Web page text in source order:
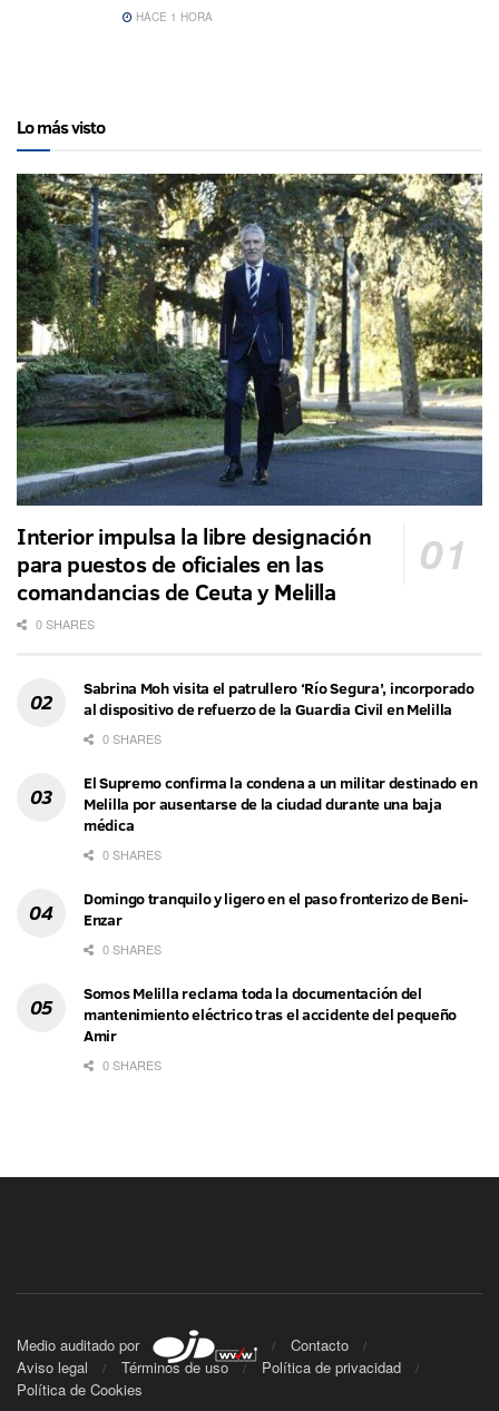
HACE 1 HORA
Lo más visto
Interior impulsa la libre designación
para puestos de oficiales en las
comandancias de Ceuta y Melilla
0 SHARES
Sabrina Moh visita el patrullero ‘Río Segura’, incorporado
al dispositivo de refuerzo de la Guardia Civil en Melilla
0 SHARES
El Supremo confirma la condena a un militar destinado en
Melilla por ausentarse de la ciudad durante una baja
médica
0 SHARES
Domingo tranquilo y ligero en el paso fronterizo de Beni-
Enzar
0 SHARES
Somos Melilla reclama toda la documentación del
mantenimiento eléctrico tras el accidente del pequeño
Amir
0 SHARES
Medio auditado por
Contacto
Aviso legal
Términos de uso
Política de privacidad
Política de Cookies